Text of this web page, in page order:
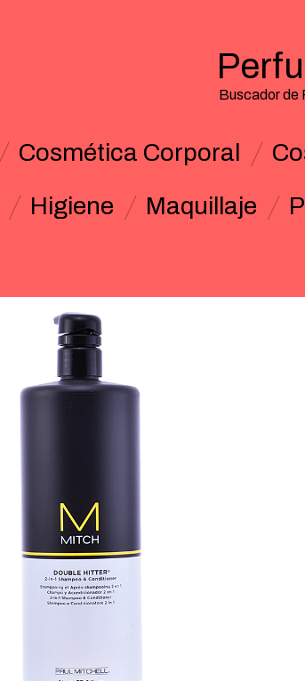
Buscador de
Cosmética Corporal
Higiene Maquillaje